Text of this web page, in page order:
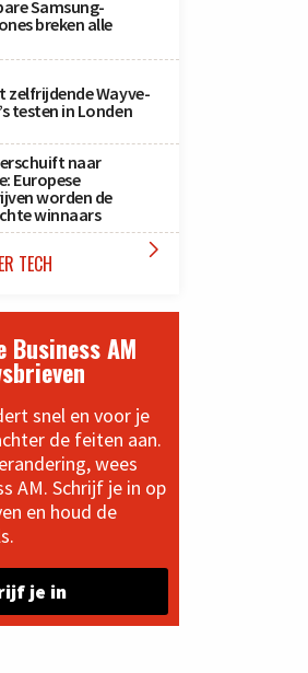
Samsung-
breken alle
zelfrijdende Wayve-
testen in Londen
naar
Europese
worden de
winnaars
TECH 
Business AM
snel en voor je
de feiten aan.
wees
AM. Schrijf je in op
en houd de
je in